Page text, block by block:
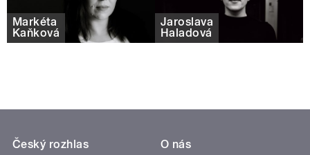
Markéta
Kaňková
Jaroslava
Haladová
Český rozhlas
O nás